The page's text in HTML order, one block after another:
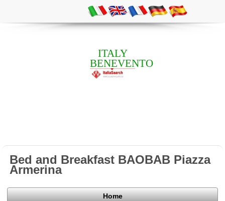
ITALY
BENEVENTO
Bed and Breakfast BAOBAB Piazza
Armerina
Home